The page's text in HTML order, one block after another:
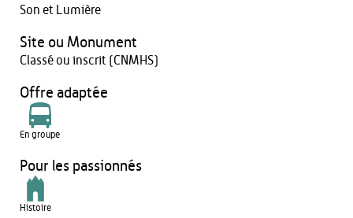
Son et Lumière
Site ou Monument
Classé ou inscrit (CNMHS)
Offre adaptée
En groupe
Pour les passionnés
Histoire